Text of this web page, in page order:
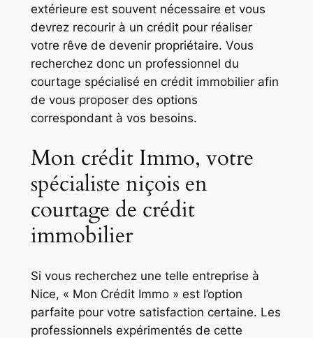
extérieure est souvent nécessaire et vous
devrez recourir à un crédit pour réaliser
votre rêve de devenir propriétaire. Vous
recherchez donc un professionnel du
courtage spécialisé en crédit immobilier afin
de vous proposer des options
correspondant à vos besoins.
Mon crédit Immo, votre
spécialiste niçois en
courtage de crédit
immobilier
Si vous recherchez une telle entreprise à
Nice, « Mon Crédit Immo » est l’option
parfaite pour votre satisfaction certaine. Les
professionnels expérimentés de cette